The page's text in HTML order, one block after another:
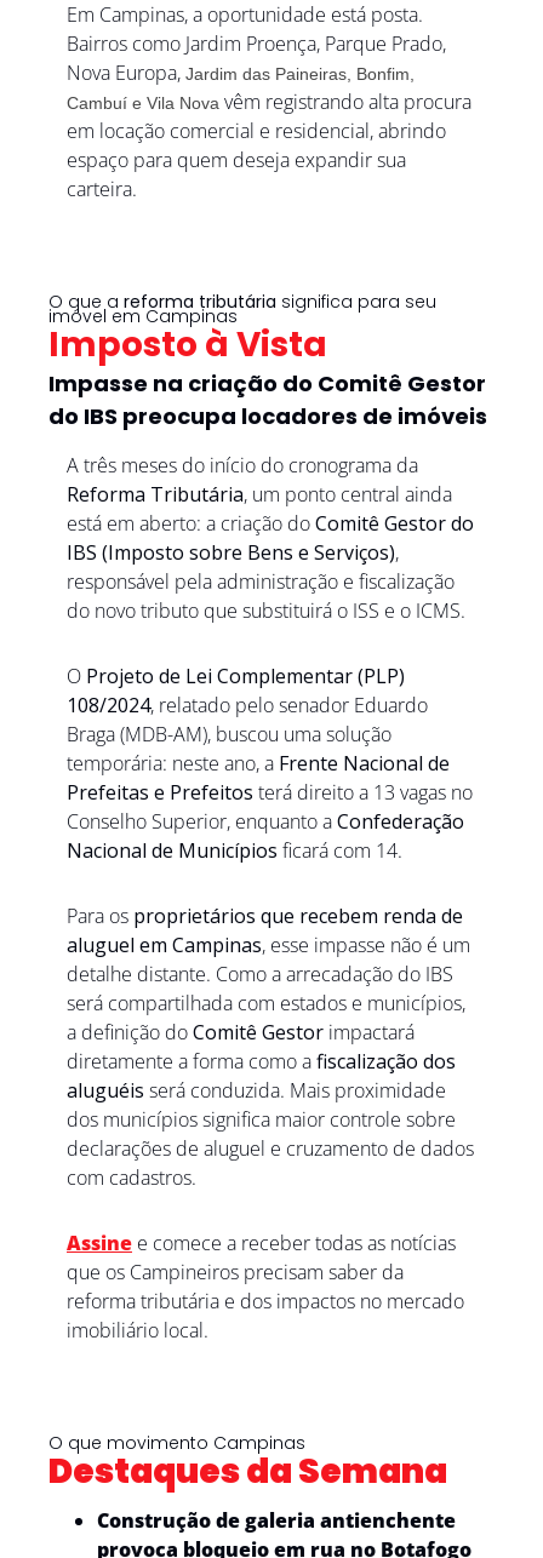
Em Campinas, a oportunidade está posta.
Bairros como Jardim Proença, Parque Prado,
Nova Europa, Jardim das Paineiras, Bonfim,
Cambuí e Vila Nova vêm registrando alta procura
em locação comercial e residencial, abrindo
espaço para quem deseja expandir sua
carteira.
O que a reforma tributária significa para seu
imóvel em Campinas
Imposto à Vista
Impasse na criação do Comitê Gestor
do IBS preocupa locadores de imóveis
Reforma Tributária, um ponto central ainda
está em aberto: a criação do Comitê Gestor do
IBS (Imposto sobre Bens e Serviços),
responsável pela administração e fiscalização
do novo tributo que substituirá o ISS e o ICMS.
O Projeto de Lei Complementar (PLP)
108/2024, relatado pelo senador Eduardo
Braga (MDB-AM), buscou uma solução
temporária: neste ano, a Frente Nacional de
Prefeitas e Prefeitos terá direito a 13 vagas no
Conselho Superior, enquanto a Confederação
Nacional de Municípios ficará com 14.
Para os proprietários que recebem renda de
aluguel em Campinas, esse impasse não é um
detalhe distante. Como a arrecadação do IBS
será compartilhada com estados e municípios,
a definição do Comitê Gestor impactará
diretamente a forma como a fiscalização dos
aluguéis será conduzida. Mais proximidade
dos municípios significa maior controle sobre
declarações de aluguel e cruzamento de dados
com cadastros.
Assine e comece a receber todas as notícias
que os Campineiros precisam saber da
reforma tributária e dos impactos no mercado
imobiliário local.
O que movimento Campinas
Destaques da Semana
Construção de galeria antienchente
provoca bloqueio em rua no Botafogo